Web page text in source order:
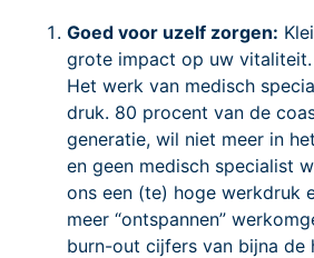
Goed voor uzelf zorgen:
grote impact op uw vitaliteit.
Het werk van medisch
druk. 80 procent van de
generatie, wil niet meer in
en geen medisch specialist
ons een (te) hoge werkdruk
meer “ontspannen”
burn-out cijfers van bijna de